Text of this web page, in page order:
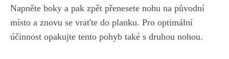
Napněte boky a pak‌ zpět přenesete nohu na ‍původní
místo ‌a⁤ znovu se vraťte⁢ do planku. Pro optimální
účinnost opakujte tento pohyb také s druhou nohou.